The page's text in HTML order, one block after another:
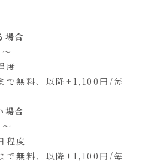
場合
度
で無料、以降+1,100円/毎
場合
程度
で無料、以降+1,100円/毎